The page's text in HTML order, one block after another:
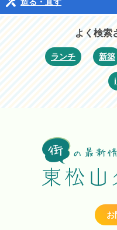
よく検索
ランチ 新築
お